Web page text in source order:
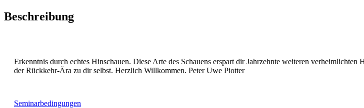
Beschreibung
Erkenntnis durch echtes Hinschauen. Diese Arte des Schauens erspart dir Jahrzehnte weiteren
der Rückkehr-Ära zu dir selbst. Herzlich Willkommen. Peter Uwe Piotter
Seminarbedingungen